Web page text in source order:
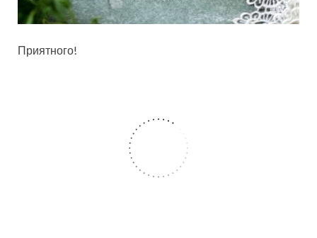
Приятного!